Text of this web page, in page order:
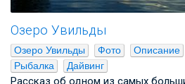
Озеро Увильды
Озеро Увильды Фото Описание
Рыбалка
Дайвинг